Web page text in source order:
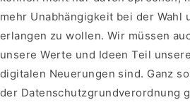
mehr Unabhängigkeit bei der Wahl
erlangen zu wollen. Wir müssen
unsere Werte und Ideen Teil
digitalen Neuerungen sind. Ganz
der Datenschutzgrundverordnung